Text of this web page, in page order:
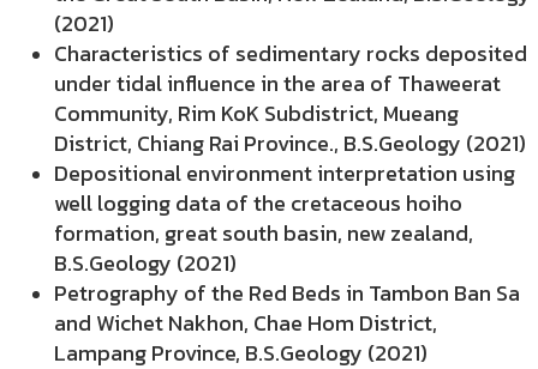
(2021)
Characteristics of sedimentary rocks deposited
under tidal influence in the area of Thaweerat
Community, Rim KoK Subdistrict, Mueang
District, Chiang Rai Province., B.S.Geology (2021)
Depositional environment interpretation using
well logging data of the cretaceous hoiho
formation, great south basin, new zealand,
B.S.Geology (2021)
Petrography of the Red Beds in Tambon Ban Sa
and Wichet Nakhon, Chae Hom District,
Lampang Province, B.S.Geology (2021)